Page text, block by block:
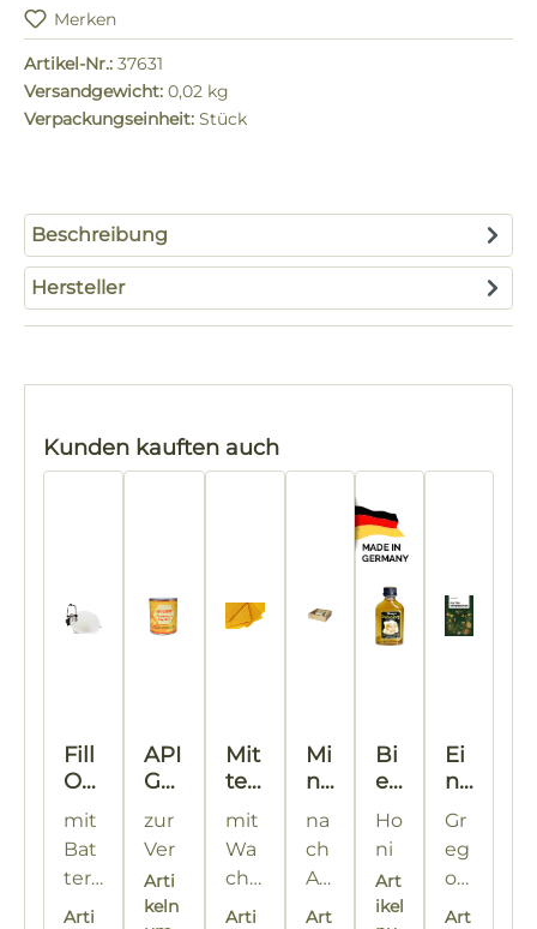
Merken
Artikel-Nr.: 37631
Versandgewicht: 0,02 kg
Verpackungseinheit: Stück
Beschreibung
Hersteller
Produktgalerie überspringen
Kunden kauften auch
Fill
O
ma
t®
Lev
el
Ala
mit
Bat
teri
e
Arti
API
GR
®
Fut
ter
zar
zur
Ver
sieg
elu
750
Arti
keln
Mit
tel
wä
nd
e
pes
tizi
mit
Wa
chs
anal
Arti
Mi
ni
us
Fu
tt
er
na
ch
Ad
afür
Art
Bi
en
at
ur
a
®
B
Ho
ni
gs
ch
20
Art
ikel
Ei
n
Ta
g
un
te
r
Gr
eg
or
Ha
24
Art